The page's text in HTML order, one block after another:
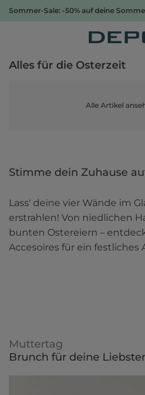
Sommer-Sale: -50% auf deine
Alles für die Osterzeit
Alle Artikel
Stimme dein Zuhause
Lass' deine vier Wände im
erstrahlen! Von niedlichen
bunten Ostereiern –
Accesoires für ein festliches
Muttertag
Brunch für deine